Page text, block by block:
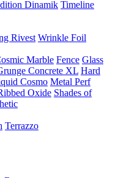
Dinamik Timeline
Rivest Wrinkle Foil
Marble Fence Glass
Concrete XL Hard
Cosmo Metal Perf
Oxide Shades of
Terrazzo